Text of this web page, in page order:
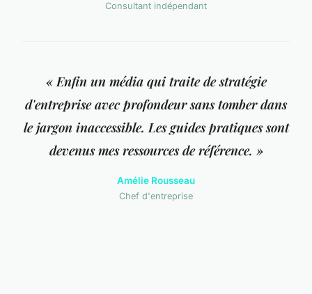
Consultant indépendant
« Enfin un média qui traite de stratégie
d'entreprise avec profondeur sans tomber dans
le jargon inaccessible. Les guides pratiques sont
devenus mes ressources de référence. »
Amélie Rousseau
Chef d'entreprise